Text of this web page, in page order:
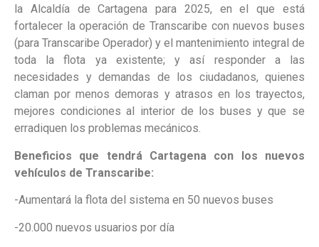
la Alcaldía de Cartagena para 2025, en el que está
fortalecer la operación de Transcaribe con nuevos buses
(para Transcaribe Operador) y el mantenimiento integral de
toda la flota ya existente; y así responder a las
necesidades y demandas de los ciudadanos, quienes
claman por menos demoras y atrasos en los trayectos,
mejores condiciones al interior de los buses y que se
erradiquen los problemas mecánicos.
Beneficios que tendrá Cartagena con los nuevos
vehículos de Transcaribe:
-Aumentará la flota del sistema en 50 nuevos buses
-20.000 nuevos usuarios por día